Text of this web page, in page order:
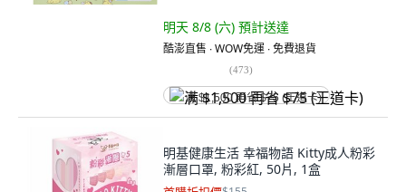
明天 8/8 (六) 預計送達
酷澎直售 ∙ WOW免運 ∙ 免費退貨
(473)
满 $1,500 再省 $75 (王道卡)
明基健康生活 幸福物語 Kitty成人粉彩
漸層口罩, 粉彩紅, 50片, 1盒